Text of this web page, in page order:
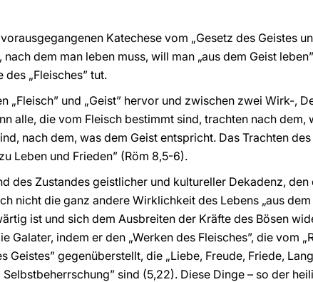
Katechese vom „Gesetz des Geistes
dem man leben muss, will man „aus dem Geist
„Fleisches” tut.
„Fleisch” und „Geist” hervor und zwischen zwei Wirk-,
alle, die vom Fleisch bestimmt sind, trachten nach dem,
nach dem, was dem Geist entspricht. Das Trachten
Leben und Frieden” (Röm 8,5-6).
des Zustandes geistlicher und kultureller Dekadenz, den
nicht die ganz andere Wirklichkeit des Lebens „aus
ist und sich dem Ausbreiten der Kräfte des Bösen
Galater, indem er den „Werken des Fleisches”, die vom
Geistes” gegenüberstellt, die „Liebe, Freude, Friede,
sind (5,22). Diese Dinge – so der